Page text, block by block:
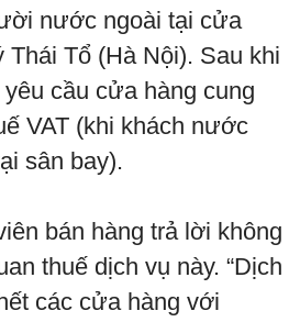
nước ngoài tại cửa
Thái Tổ (Hà Nội). Sau khi
cầu cửa hàng cung
VAT (khi khách nước
sân bay).
bán hàng trả lời không
thuế dịch vụ này. “Dịch
các cửa hàng với